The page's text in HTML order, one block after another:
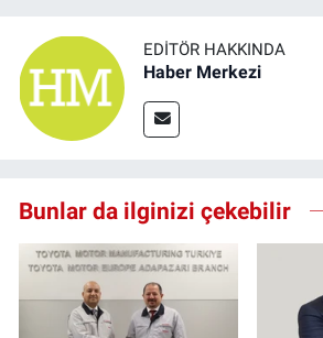
EDITÖR HAKKINDA
Haber Merkezi
Bunlar da ilginizi çekebilir